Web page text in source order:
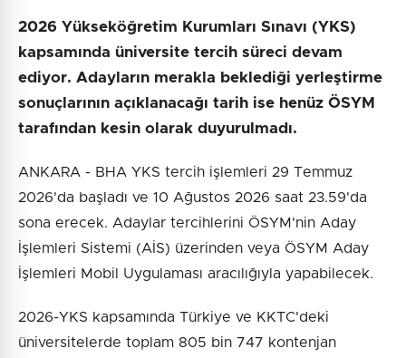
2026 Yükseköğretim Kurumları Sınavı (YKS)
kapsamında üniversite tercih süreci devam
ediyor. Adayların merakla beklediği yerleştirme
sonuçlarının açıklanacağı tarih ise henüz ÖSYM
tarafından kesin olarak duyurulmadı.
ANKARA - BHA YKS tercih işlemleri 29 Temmuz
2026'da başladı ve 10 Ağustos 2026 saat 23.59'da
sona erecek. Adaylar tercihlerini ÖSYM'nin Aday
İşlemleri Sistemi (AİS) üzerinden veya ÖSYM Aday
İşlemleri Mobil Uygulaması aracılığıyla yapabilecek.
2026-YKS kapsamında Türkiye ve KKTC'deki
üniversitelerde toplam 805 bin 747 kontenjan